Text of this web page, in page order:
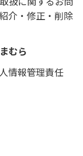
介・修正・削除
むら
情報管理責任